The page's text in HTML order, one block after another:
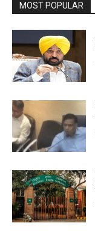
MOST POPULAR